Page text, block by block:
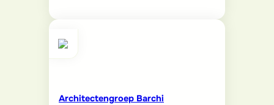
Architectengroep Barchi